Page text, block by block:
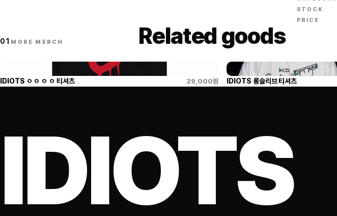
STOCK
PRICE
01 MORE MERCH Related goods
IDIOTS ㅇ ㅇ ㅇ ㅇ 티셔츠 29,000원 IDIOTS 롱슬리브 티셔츠
IDIOTS